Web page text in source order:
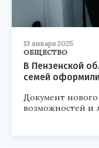
13 января 2025
ОБЩЕСТВО
В Пензенской
семей
Документ
возможностей и